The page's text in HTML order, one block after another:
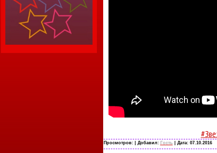
Просмотров: | Добавил: Гость | Дата: 07.10.2016